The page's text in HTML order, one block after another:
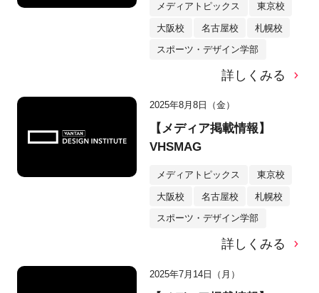
メディアトピックス 東京校
大阪校 名古屋校 札幌校
スポーツ・デザイン学部
詳しくみる
2025年8月8日（金）
【メディア掲載情報】
VHSMAG
メディアトピックス 東京校
大阪校 名古屋校 札幌校
スポーツ・デザイン学部
詳しくみる
2025年7月14日（月）